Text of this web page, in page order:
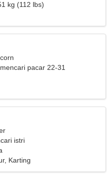
kg (112 lbs)
pacar 22-31
istri
Karting